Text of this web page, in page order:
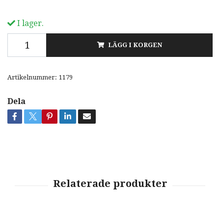
I lager.
LÄGG I KORGEN
Artikelnummer: 1179
Dela